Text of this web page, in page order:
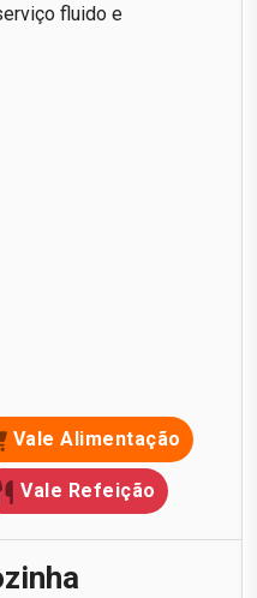
fluido e
Vale Alimentação
Vale Refeição